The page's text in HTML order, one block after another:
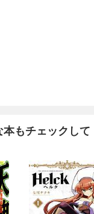
もチェックして